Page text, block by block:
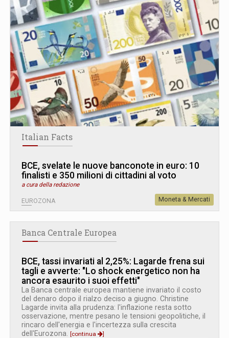
Italian Facts
BCE, svelate le nuove banconote in euro: 10
finalisti e 350 milioni di cittadini al voto
a cura della redazione
EUROZONA Moneta & Mercati
Banca Centrale Europea
BCE, tassi invariati al 2,25%: Lagarde frena sui
tagli e avverte: "Lo shock energetico non ha
ancora esaurito i suoi effetti"
La Banca centrale europea mantiene invariato il costo
del denaro dopo il rialzo deciso a giugno. Christine
Lagarde invita alla prudenza: l'inflazione resta sotto
osservazione, mentre pesano le tensioni geopolitiche, il
rincaro dell'energia e l'incertezza sulla crescita
dell'Eurozona. [continua
]